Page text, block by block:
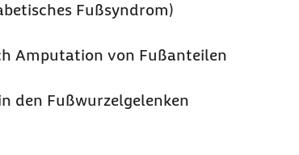
Fußsyndrom)
Amputation von Fußanteilen
den Fußwurzelgelenken